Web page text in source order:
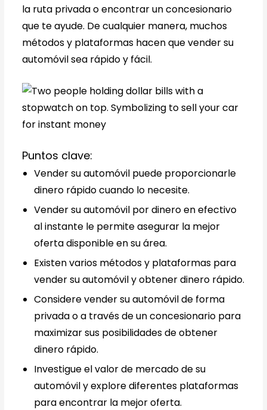
la ruta privada o encontrar un concesionario
que te ayude. De cualquier manera, muchos
métodos y plataformas hacen que vender su
automóvil sea rápido y fácil.
Puntos clave:
Vender su automóvil puede proporcionarle
dinero rápido cuando lo necesite.
Vender su automóvil por dinero en efectivo
al instante le permite asegurar la mejor
oferta disponible en su área.
Existen varios métodos y plataformas para
vender su automóvil y obtener dinero rápido.
Considere vender su automóvil de forma
privada o a través de un concesionario para
maximizar sus posibilidades de obtener
dinero rápido.
Investigue el valor de mercado de su
automóvil y explore diferentes plataformas
para encontrar la mejor oferta.